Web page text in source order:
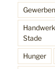
Stade
Hunger